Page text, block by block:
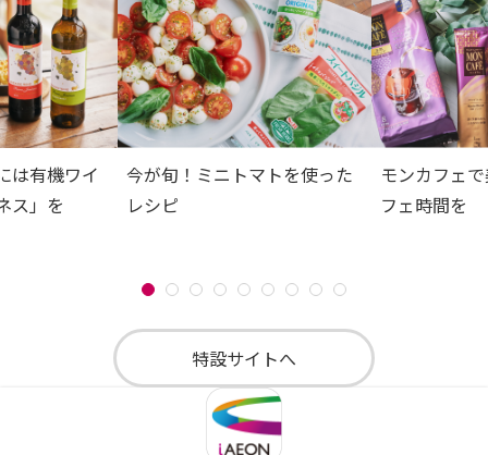
は有機ワイ
ス」を
今が旬！ミニトマトを使った
レシピ
モンカフェ
フェ時間を
特設サイトへ